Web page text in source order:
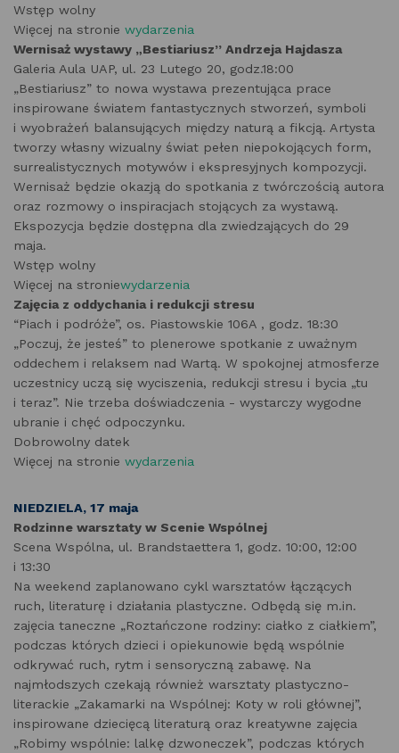
Wstęp wolny
Więcej na stronie wydarzenia
Wernisaż wystawy „Bestiariusz” Andrzeja Hajdasza
Galeria Aula UAP, ul. 23 Lutego 20, godz.18:00
„Bestiariusz” to nowa wystawa prezentująca prace
inspirowane światem fantastycznych stworzeń, symboli
i wyobrażeń balansujących między naturą a fikcją. Artysta
tworzy własny wizualny świat pełen niepokojących form,
surrealistycznych motywów i ekspresyjnych kompozycji.
Wernisaż będzie okazją do spotkania z twórczością autora
oraz rozmowy o inspiracjach stojących za wystawą.
Ekspozycja będzie dostępna dla zwiedzających do 29
maja.
Wstęp wolny
Więcej na stroniewydarzenia
Zajęcia z oddychania i redukcji stresu
“Piach i podróże”, os. Piastowskie 106A , godz. 18:30
„Poczuj, że jesteś” to plenerowe spotkanie z uważnym
oddechem i relaksem nad Wartą. W spokojnej atmosferze
uczestnicy uczą się wyciszenia, redukcji stresu i bycia „tu
i teraz”. Nie trzeba doświadczenia - wystarczy wygodne
ubranie i chęć odpoczynku.
Dobrowolny datek
Więcej na stronie wydarzenia
NIEDZIELA, 17 maja
Rodzinne warsztaty w Scenie Wspólnej
Scena Wspólna, ul. Brandstaettera 1, godz. 10:00, 12:00
i 13:30
Na weekend zaplanowano cykl warsztatów łączących
ruch, literaturę i działania plastyczne. Odbędą się m.in.
zajęcia taneczne „Roztańczone rodziny: ciałko z ciałkiem”,
podczas których dzieci i opiekunowie będą wspólnie
odkrywać ruch, rytm i sensoryczną zabawę. Na
najmłodszych czekają również warsztaty plastyczno-
literackie „Zakamarki na Wspólnej: Koty w roli głównej”,
inspirowane dziecięcą literaturą oraz kreatywne zajęcia
„Robimy wspólnie: lalkę dzwoneczek”, podczas których